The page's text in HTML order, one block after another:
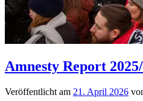
Amnesty Report
Veröffentlicht am 21. April 2026